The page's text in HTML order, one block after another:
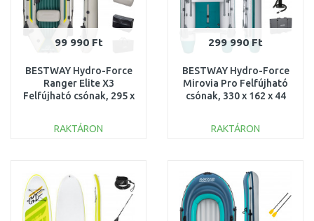
99 990 Ft
BESTWAY Hydro-Force
Ranger Elite X3
Felfújható csónak, 295 x
RAKTÁRON
299 990 Ft
BESTWAY Hydro-Force
Mirovia Pro Felfújható
csónak, 330 x 162 x 44
RAKTÁRON
Összehasonlítás